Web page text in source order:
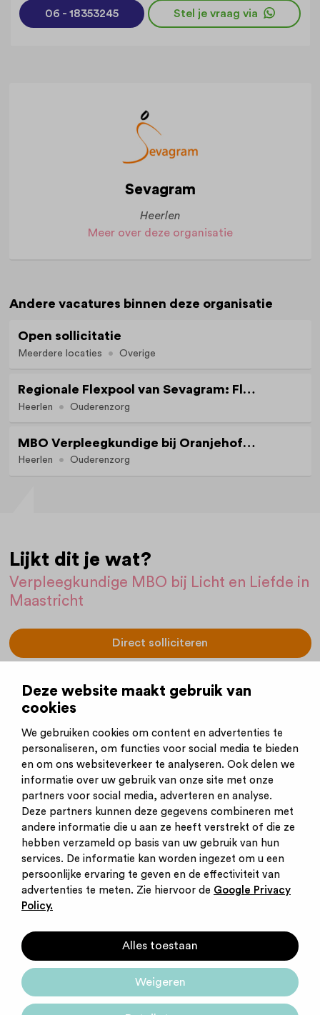
Deze website maakt gebruik van
cookies
We gebruiken cookies om content en advertenties te
personaliseren, om functies voor social media te bieden
en om ons websiteverkeer te analyseren. Ook delen we
informatie over uw gebruik van onze site met onze
partners voor social media, adverteren en analyse.
Deze partners kunnen deze gegevens combineren met
andere informatie die u aan ze heeft verstrekt of die ze
hebben verzameld op basis van uw gebruik van hun
services. De informatie kan worden ingezet om u een
persoonlijke ervaring te geven en de effectiviteit van
advertenties te meten. Zie hiervoor de Google Privacy
Policy.
Alles toestaan
Weigeren
06 - 18353245 Stel je vraag via
Sevagram
Heerlen
Meer over deze organisatie
Andere vacatures binnen deze organisatie
Open sollicitatie
Meerdere locaties Overige
Regionale Flexpool van Sevagram: Flexibel werken met zekerheid
Heerlen Ouderenzorg
MBO Verpleegkundige bij Oranjehof in Heerlen
Heerlen Ouderenzorg
Lijkt dit je wat?
Verpleegkundige MBO bij Licht en Liefde in
Maastricht
Direct solliciteren
Vacaturenummer:
(Handig om bij de hand te houden.)
Plaatsingsdatum:02-03-2026
Sluitingsdatum:
02-03-2028
Inschrijven nieuwsbrief
Inloggen
Contact
Privacy statement
Startpunt voor jouw
carrière